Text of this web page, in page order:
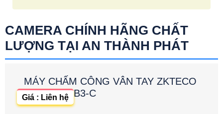
CAMERA CHÍNH HÃNG CHẤT
LƯỢNG TẠI AN THÀNH PHÁT
MÁY CHẤM CÔNG VÂN TAY ZKTECO
B3-C
Giá : Liên hệ